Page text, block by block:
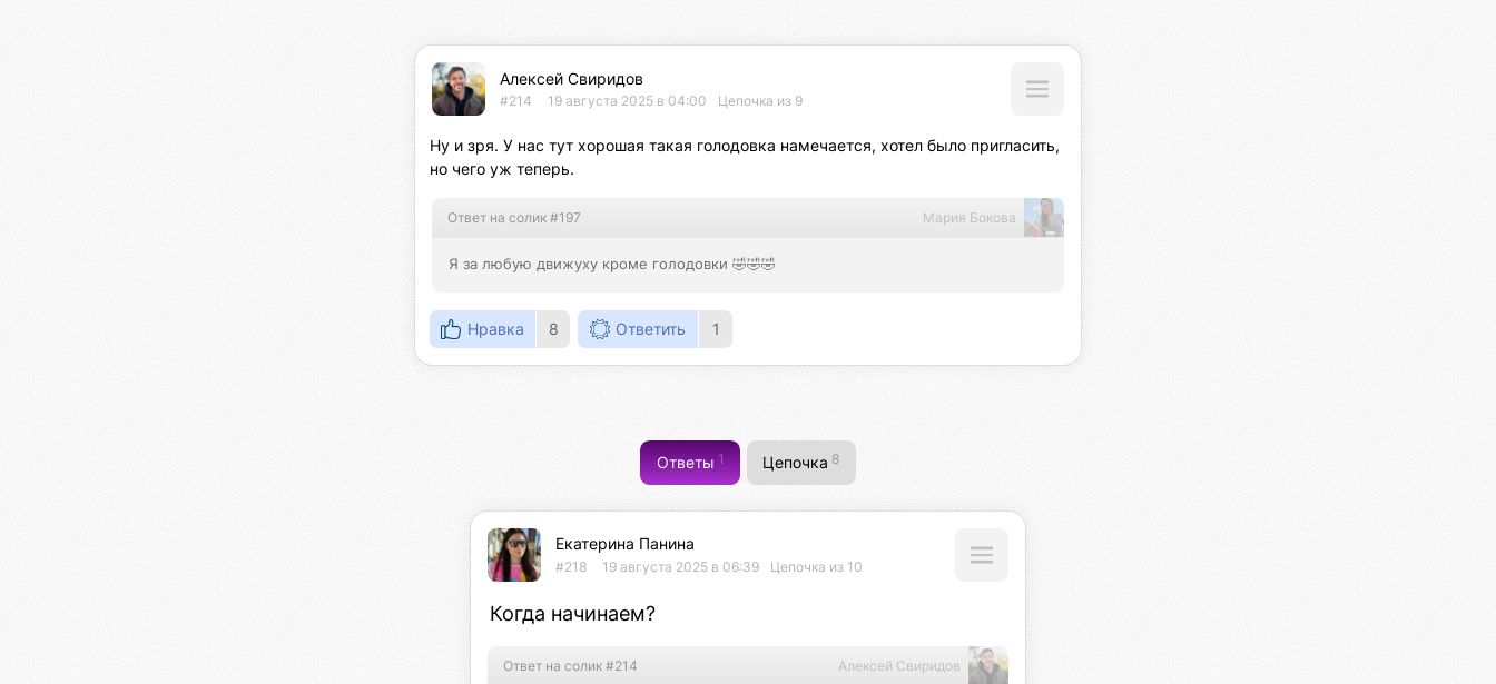
Алексей Свиридов
#214 19 августа 2025 в 04:00 Цепочка из 9
Ну и зря. У нас тут хорошая такая голодовка намечается, хотел было пригласить,
но чего уж теперь.
Ответ на солик #197 Мария Бокова
Я за любую движуху кроме голодовки 🤣🤣🤣
Нравка 8 Ответить 1
Ответы1 Цепочка8
Екатерина Панина
#218 19 августа 2025 в 06:39 Цепочка из 10
Когда начинаем?
Ответ на солик #214 Алексей Свиридов